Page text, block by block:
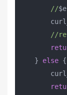
//
//
} else {